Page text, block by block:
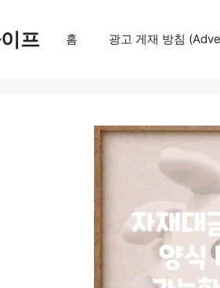
프 홈 광고 게재 방침